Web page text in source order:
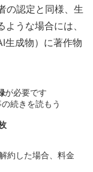
の認定と同様、生
うな場合には、
生成物）に著作物
が必要です
続きを読もう
約した場合、料金